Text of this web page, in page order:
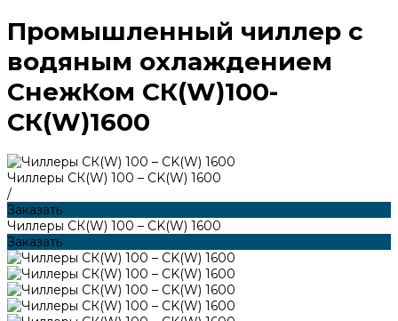
Промышленный чиллер с
водяным охлаждением
СнежКом СК(W)100-
СК(W)1600
Чиллеры СК(W) 100 – CK(W) 1600
/
Заказать
Чиллеры СК(W) 100 – CK(W) 1600
Заказать